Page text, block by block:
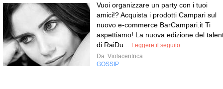
Vuoi organizzare un party con i tuoi
amici!? Acquista i prodotti Campari sul
nuovo e-commerce BarCampari.it Ti
aspettiamo! La nuova edizione del
di RaiDu...
Leggere il seguito
Da Violacentrica
GOSSIP